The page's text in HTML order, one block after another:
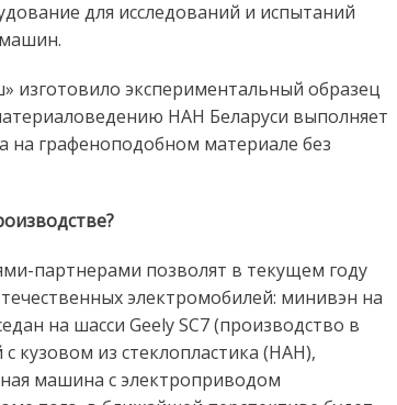
для исследований и испытаний
экспериментальный образец
НАН Беларуси выполняет
на графеноподобном материале без
партнерами позволят в текущем году
электромобилей: минивэн на
на шасси Geely SC7 (производство в
кузовом из стеклопластика (НАН),
машина с электроприводом